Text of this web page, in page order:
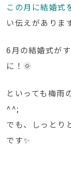
この月に結婚式
い伝えがありま
6月の結婚式が
に！🌞
といっても梅雨
^^;
でも、しっとり
です✨